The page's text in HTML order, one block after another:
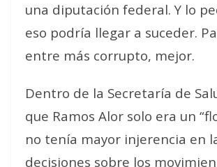
una diputación federal. Y lo
eso podría llegar a suceder.
entre más corrupto, mejor.
Dentro de la Secretaría de
que Ramos Alor solo era un
no tenía mayor injerencia en
decisiones sobre los